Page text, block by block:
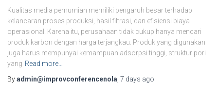
Kualitas media pemurnian memiliki pengaruh besar terhadap
kelancaran proses produksi, hasil filtrasi, dan efisiensi biaya
operasional. Karena itu, perusahaan tidak cukup hanya mencari
produk karbon dengan harga terjangkau. Produk yang digunakan
juga harus mempunyai kemampuan adsorpsi tinggi, struktur pori
yang Read more…
Byadmin@improvconferencenola 7 days ago